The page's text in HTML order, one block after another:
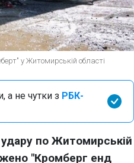
у Житомирській області
а не чутки з РБК-
удару по Житомирській
"Кромберг енд